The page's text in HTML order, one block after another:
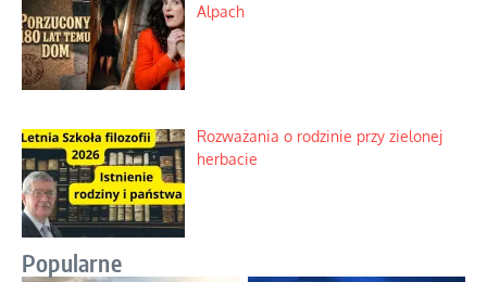
Alpach
Rozważania o rodzinie przy zielonej
herbacie
Popularne